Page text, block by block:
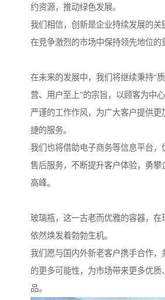
约资源，推动绿色发展。
我们相信，创新是企业持续发展的关
在竞争激烈的市场中保持领先地位的
在未来的发展中，我们将继续秉持“
营、用户至上”的宗旨，以顾客为中
严谨的工作作风，为广大客户提供更
捷的服务。
我们也将借助电子商务等信息平台，
售后服务，不断提升客户体验，勇攀
高峰。
玻璃瓶，这一古老而优雅的容器，在
依然焕发着勃勃生机。
我们愿与国内外新老客户携手合作，
的更多可能性，为市场带来更多优质
品。